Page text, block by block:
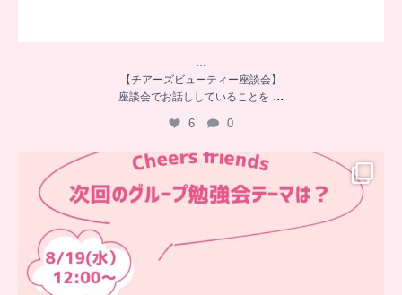
…
【チアーズビューティー座談会】
座談会でお話ししていることを ...
6 0
…
グループ勉強会